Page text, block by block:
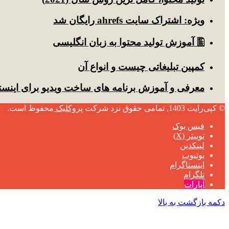
ویژه: اشتراک سایت ahrefs رایگان شد
🖺 آموزش تولید محتوا به زبان انگلیسی
کمپین تبلیغاتی چیست و انواع آن
معرفی و آموزش برنامه های ساخت ویدیو برای
© کپی‌رایت 1403, تمامی حقوق نزد شرکت پروکلیک محفوظ است.
فیس بوک
توییتر (X)
لینکدین
یوتیوب
اینستاگرام
تلگرام
آپارات
دکمه بازگشت به بالا